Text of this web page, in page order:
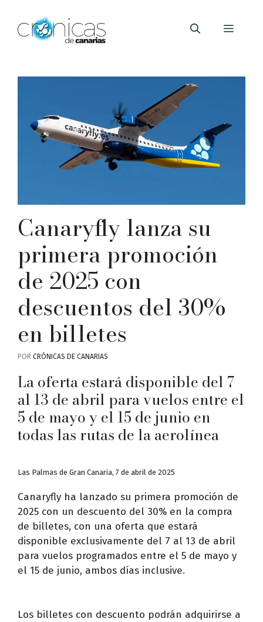
contenido
Menú
Canaryfly lanza su
primera promoción
de 2025 con
descuentos del 30%
en billetes
POR CRÓNICAS DE CANARIAS
La oferta estará disponible del 7
al 13 de abril para vuelos entre el
5 de mayo y el 15 de junio en
todas las rutas de la aerolínea
Las Palmas de Gran Canaria, 7 de abril de 2025
Canaryfly ha lanzado su primera promoción de
2025 con un descuento del 30% en la compra
de billetes, con una oferta que estará
disponible exclusivamente del 7 al 13 de abril
para vuelos programados entre el 5 de mayo y
el 15 de junio, ambos días inclusive.
Los billetes con descuento podrán adquirirse a